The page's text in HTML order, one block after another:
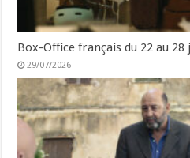
Box-Office français du 22 au 28
29/07/2026